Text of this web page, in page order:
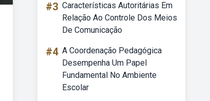
#3 Características Autoritárias Em
Relação Ao Controle Dos Meios
De Comunicação
#4 A Coordenação Pedagógica
Desempenha Um Papel
Fundamental No Ambiente
Escolar